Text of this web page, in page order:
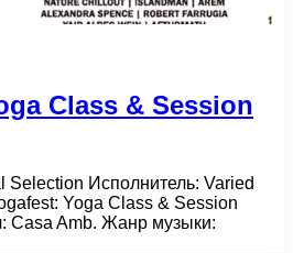
Class & Session
Selection Исполнитель: Varied
Yoga Class & Session
Casa Amb. Жанр музыки: